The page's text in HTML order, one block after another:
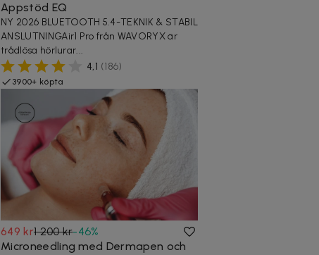
Appstöd EQ
NY 2026 BLUETOOTH 5.4-TEKNIK & STABIL
ANSLUTNINGAir1 Pro från WAVORYX är
trådlösa hörlurar...
4,1 (186)
3900+ köpta
649 kr1 200 kr-46%
Microneedling med Dermapen och